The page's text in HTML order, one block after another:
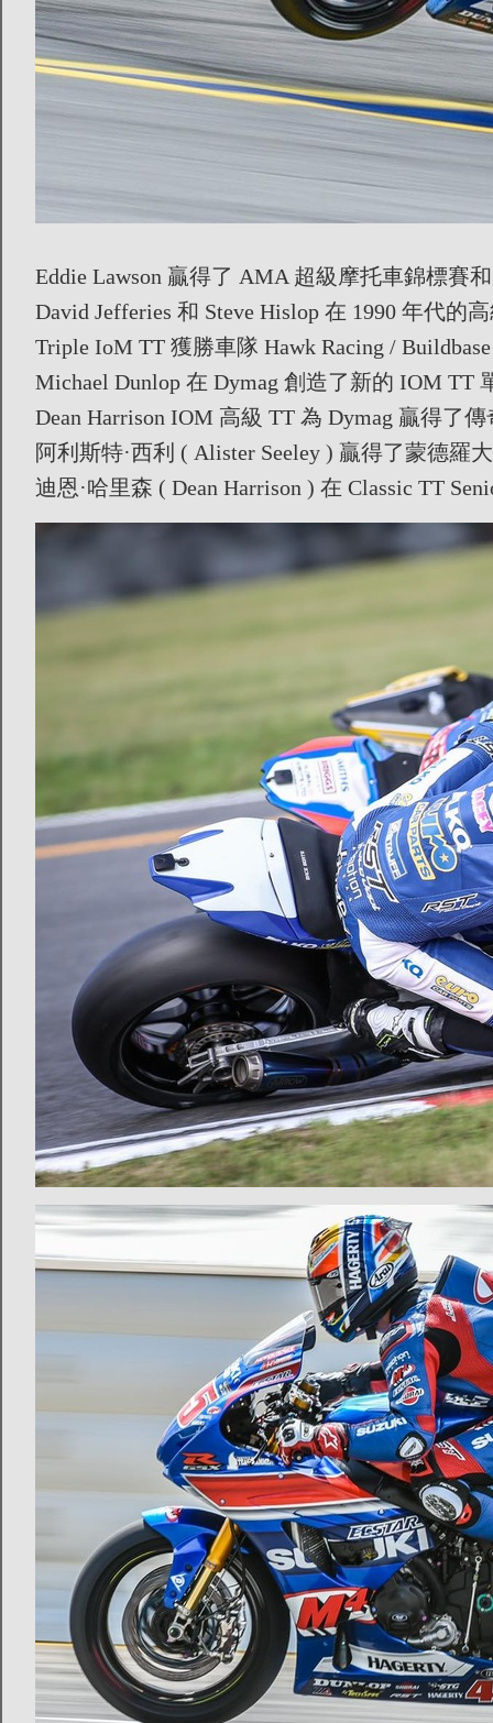
Eddie Lawson 贏得了 AMA 超級摩托車錦標賽
David Jefferies 和 Steve Hislop 在 1990 年代
Triple IoM TT 獲勝車隊 Hawk Racing /
Michael Dunlop 在 Dymag 創造了新的 IOM TT
Dean Harrison IOM 高級 TT 為 Dymag 贏得了
阿利斯特·西利 ( Alister Seeley ) 贏得了蒙德羅
迪恩·哈里森 ( Dean Harrison ) 在 Classic TT